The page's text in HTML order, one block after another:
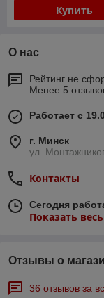
Купить
О нас
Рейтинг не
Менее 5
Работает с
г. Минск
ул.
Контакты
Сегодня
Показать
Отзывы о
36 отзывов за